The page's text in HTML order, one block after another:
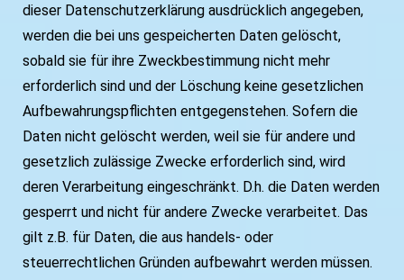
dieser Datenschutzerklärung ausdrücklich angegeben,
werden die bei uns gespeicherten Daten gelöscht,
sobald sie für ihre Zweckbestimmung nicht mehr
erforderlich sind und der Löschung keine gesetzlichen
Aufbewahrungspflichten entgegenstehen. Sofern die
Daten nicht gelöscht werden, weil sie für andere und
gesetzlich zulässige Zwecke erforderlich sind, wird
deren Verarbeitung eingeschränkt. D.h. die Daten werden
gesperrt und nicht für andere Zwecke verarbeitet. Das
gilt z.B. für Daten, die aus handels- oder
steuerrechtlichen Gründen aufbewahrt werden müssen.